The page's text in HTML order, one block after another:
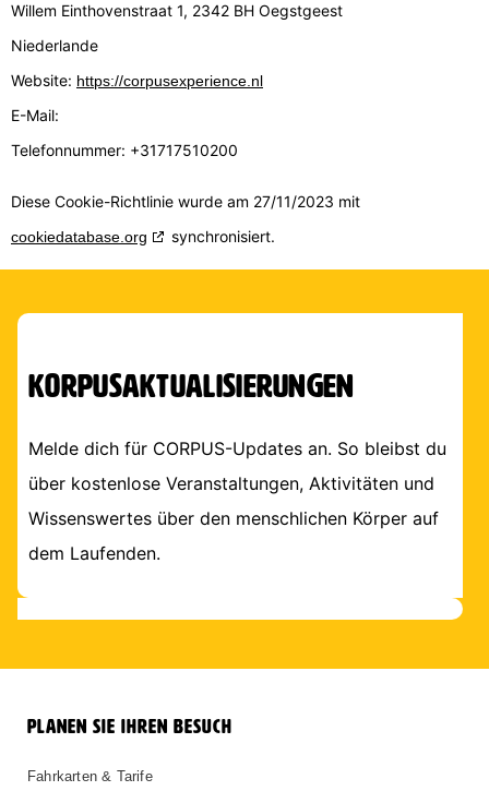
Willem Einthovenstraat 1, 2342 BH Oegstgeest
Niederlande
Website: https://corpusexperience.nl
E-Mail:
Telefonnummer: +31717510200
Diese Cookie-Richtlinie wurde am 27/11/2023 mit
cookiedatabase.org synchronisiert.
Korpusaktualisierungen
Melde dich für CORPUS-Updates an. So bleibst du
über kostenlose Veranstaltungen, Aktivitäten und
Wissenswertes über den menschlichen Körper auf
dem Laufenden.
PLANEN SIE IHREN BESUCH
Fahrkarten & Tarife